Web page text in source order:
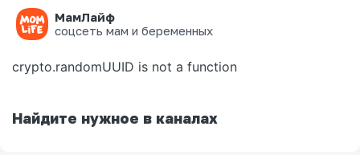
МамЛайф
соцсеть мам и беременных
Ошибка на странице
crypto.randomUUID is not a function
Найдите нужное в каналах